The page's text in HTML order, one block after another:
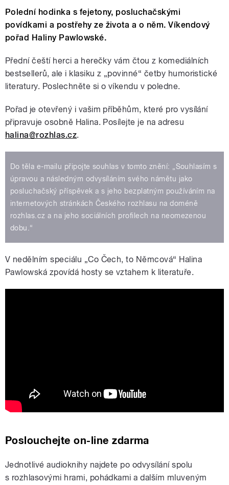
Polední hodinka s fejetony, posluchačskými
povídkami a postřehy ze života a o něm. Víkendový
pořad Haliny Pawlowské.
Přední čeští herci a herečky vám čtou z komediálních
bestsellerů, ale i klasiku z „povinné“ četby humoristické
literatury. Poslechněte si o víkendu v poledne.
Pořad je otevřený i vašim příběhům, které pro vysílání
připravuje osobně Halina. Posílejte je na adresu
halina@rozhlas.cz.
Do těla e-mailu připojte souhlas v tomto znění: „Souhlasím s
úpravou a následným odvysíláním svého námětu jako
posluchačský příspěvek a s jeho bezplatným používáním na
internetových stránkách Českého rozhlasu na doméně
rozhlas.cz a na jeho sociálních profilech na neomezenou
dobu.“
V nedělním speciálu „Co Čech, to Němcová“ Halina
Pawlowská zpovídá hosty se vztahem k literatuře.
Poslouchejte on-line zdarma
Jednotlivé audioknihy najdete po odvysílání spolu
s rozhlasovými hrami, pohádkami a dalším mluveným